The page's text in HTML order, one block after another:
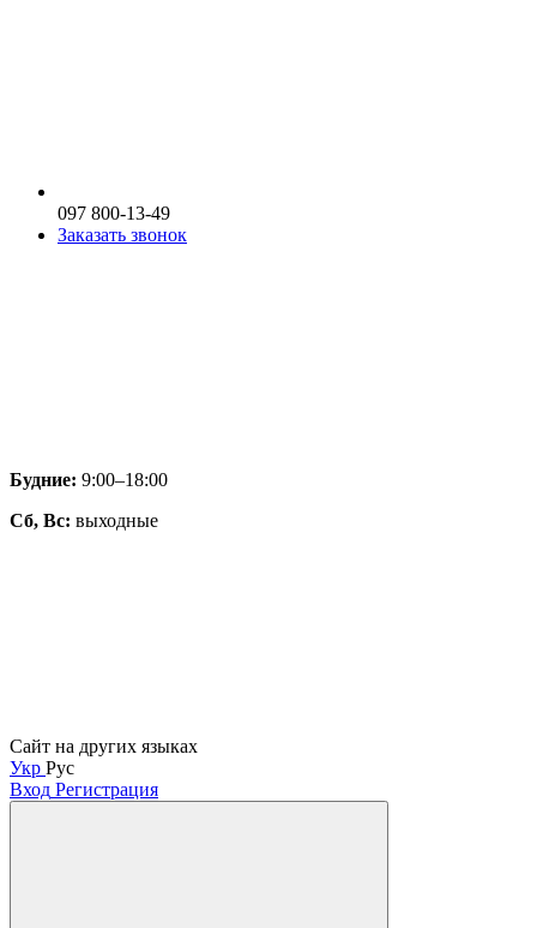
097 800-13-49
Заказать звонок
Будние: 9:00–18:00
Сб, Вс: выходные
Сайт на других языках
Укр Рус
Вход Регистрация